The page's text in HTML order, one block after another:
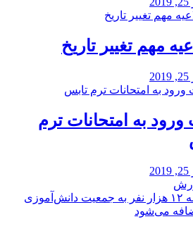
مهم تغییر تاریخ
ورود به امتحانات ترم